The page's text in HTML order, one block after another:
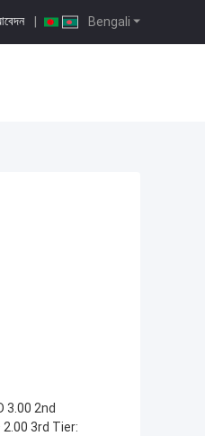
Bengali
|
3.00 2nd
3rd Tier: